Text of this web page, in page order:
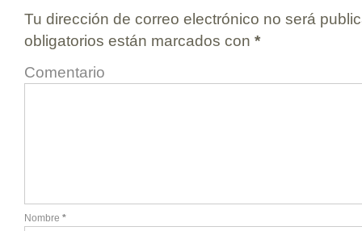
Tu dirección de correo electrónico no será
obligatorios están marcados con *
Comentario
Nombre *